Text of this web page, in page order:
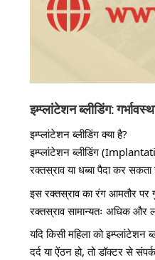
इम्प्लांटेशन ब्लीडिंग:
इम्प्लांटेशन ब्लीडिंग क्या है?
इम्प्लांटेशन ब्लीडिंग
रक्तस्राव या धब्बा पैदा कर
इस रक्तस्राव का रंग आमतौर पर
रक्तस्राव सामान्यतः अधिक और
यदि किसी महिला को इम्प्लांटेशन
दर्द या ऐंठन हो, तो डॉक्टर से